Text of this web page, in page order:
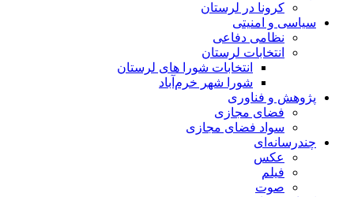
کرونا در لرستان
سیاسی و امنیتی
نظامی دفاعی
انتخابات لرستان
انتخابات شورا های لرستان
شورا شهر خرم‌آباد
پژوهش و فناوری
فضای مجازی
سواد فضای مجازی
چندرسانه‌ای
عكس
فیلم
صوت